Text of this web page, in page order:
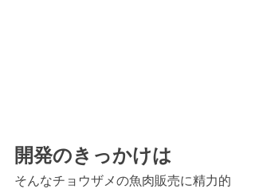
開発のきっかけは
そんなチョウザメの魚肉販売に精力的